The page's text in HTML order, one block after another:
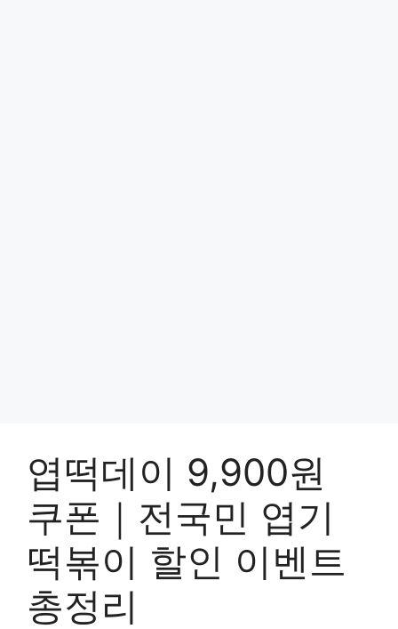
엽떡데이 9,900원
쿠폰｜전국민 엽기
떡볶이 할인 이벤트
총정리